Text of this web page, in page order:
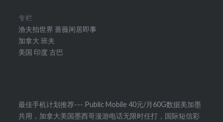
专栏
渔夫拍世界蔷薇闲居即事
加拿大 班夫
美国 印度 古巴
最佳手机计划推荐--- Public Mobile 40元/月60G数据美加墨
共用，加拿大美国墨西哥漫游电话无限时任打，国际短信彩